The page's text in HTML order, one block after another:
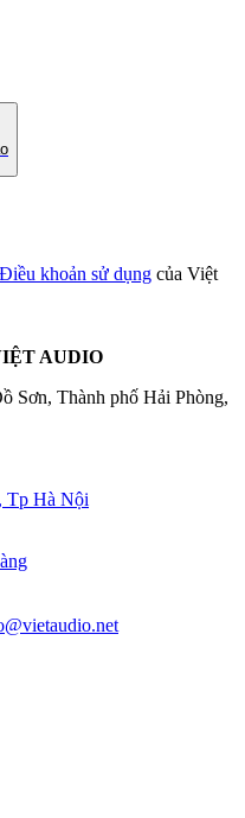
Điều khoản sử dụng của Việt
AUDIO
Sơn, Thành phố Hải Phòng,
Tp Hà Nội